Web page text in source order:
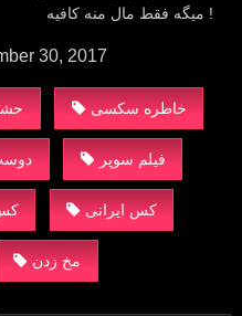
میگه فقط مال منه کافیه !
30, 2017
خاطره سکسی
فیلم سوپر
کس ایرانی
مخ زدن